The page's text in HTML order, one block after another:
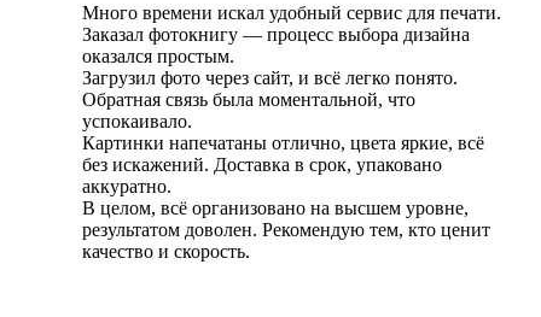
Много времени искал удобный сервис для печати.
Заказал фотокнигу — процесс выбора дизайна
оказался простым.
Загрузил фото через сайт, и всё легко понято.
Обратная связь была моментальной, что
успокаивало.
Картинки напечатаны отлично, цвета яркие, всё
без искажений. Доставка в срок, упаковано
аккуратно.
В целом, всё организовано на высшем уровне,
результатом доволен. Рекомендую тем, кто ценит
качество и скорость.